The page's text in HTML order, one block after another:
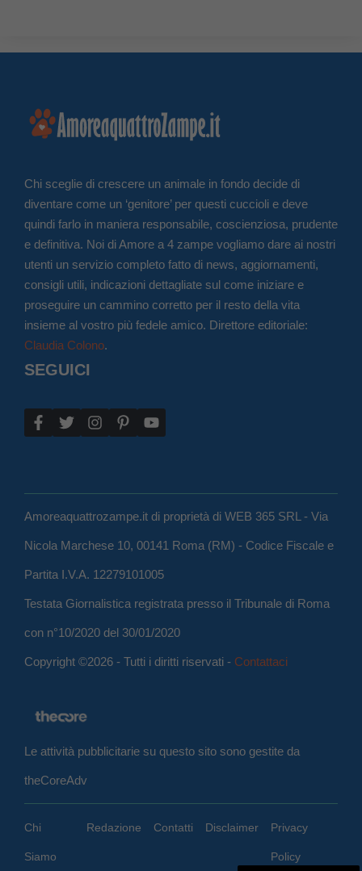
Chi sceglie di crescere un animale in fondo decide di
diventare come un ‘genitore’ per questi cuccioli e deve
quindi farlo in maniera responsabile, coscienziosa, prudente
e definitiva. Noi di Amore a 4 zampe vogliamo dare ai nostri
utenti un servizio completo fatto di news, aggiornamenti,
consigli utili, indicazioni dettagliate sul come iniziare e
proseguire un cammino corretto per il resto della vita
insieme al vostro più fedele amico. Direttore editoriale:
Claudia Colono.
SEGUICI
Amoreaquattrozampe.it di proprietà di WEB 365 SRL - Via
Nicola Marchese 10, 00141 Roma (RM) - Codice Fiscale e
Partita I.V.A. 12279101005
Testata Giornalistica registrata presso il Tribunale di Roma
con n°10/2020 del 30/01/2020
Copyright ©2026 - Tutti i diritti riservati - Contattaci
Le attività pubblicitarie su questo sito sono gestite da
theCoreAdv
Chi
Siamo
Redazione Contatti Disclaimer Privacy
Policy